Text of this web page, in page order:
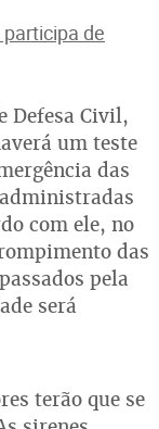
de
Defesa Civil,
um teste
das
com ele, no
das
pela
será
terão que se